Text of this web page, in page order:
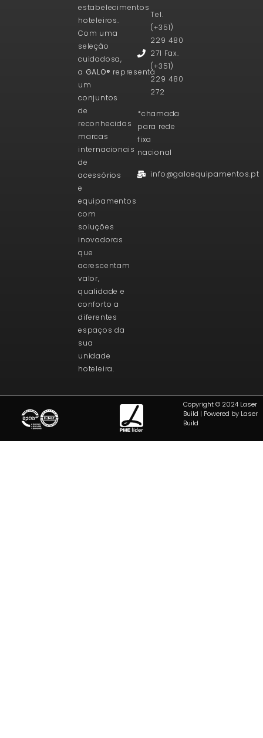
estabelecimentos
hoteleiros.
Com uma
seleção
cuidadosa,
a GALO® representa
um
conjuntos
de
reconhecidas
marcas
internacionais
de
acessórios
e
equipamentos
com
soluções
inovadoras
que
acrescentam
valor,
qualidade e
conforto a
diferentes
espaços da
sua
unidade
hoteleira.
Tel.
(+351)
229 480
271 Fax.
(+351)
229 480
272
*chamada
para rede
fixa
nacional
info@galoequipamentos.pt
Copyright © 2024 Laser
Build | Powered by Laser
Build